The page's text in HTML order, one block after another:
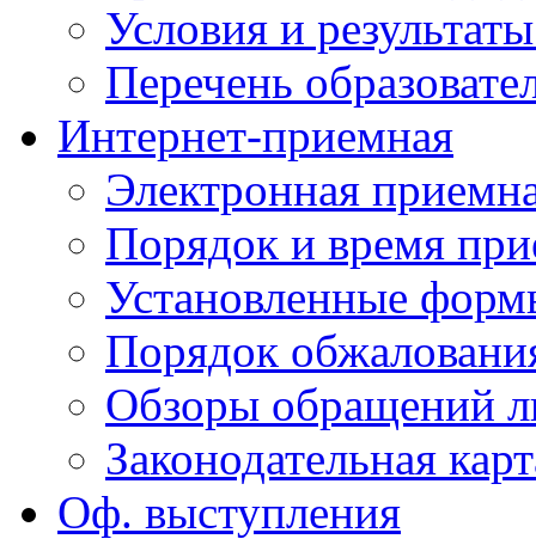
Условия и
Перечень
Интернет-приемная
Электронная
Порядок и время
Установленные
Порядок
Обзоры обращений
Законодательная
Оф. выступления